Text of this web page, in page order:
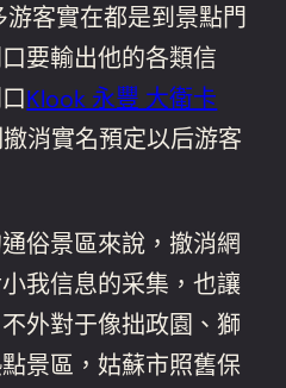
客實在都是到景點門
要輸出他的各類信
Klook 永豐 大衛卡
消實名預定以后游客
俗景區來說，撤消網
我信息的采集，也讓
外對于像拙政園、獅
景區，姑蘇市照舊保